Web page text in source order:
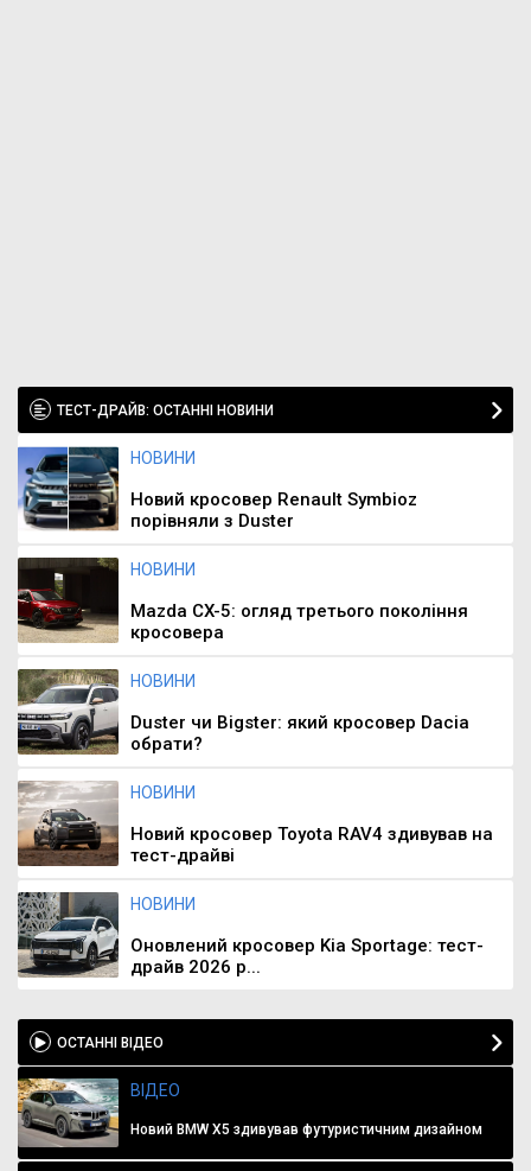
ТЕСТ-ДРАЙВ: ОСТАННІ НОВИНИ
НОВИНИ
Новий кросовер Renault Symbioz
порівняли з Duster
НОВИНИ
Mazda CX-5: огляд третього покоління
кросовера
НОВИНИ
Duster чи Bigster: який кросовер Dacia
обрати?
НОВИНИ
Новий кросовер Toyota RAV4 здивував на
тест-драйві
НОВИНИ
Оновлений кросовер Kia Sportage: тест-
драйв 2026 р...
ОСТАННІ ВІДЕО
ВІДЕО
Новий BMW X5 здивував футуристичним дизайном